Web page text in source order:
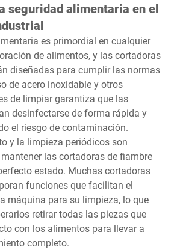
seguridad alimentaria en el
es primordial en cualquier
de alimentos, y las cortadoras
diseñadas para cumplir las normas
de acero inoxidable y otros
de limpiar garantiza que las
desinfectarse de forma rápida y
el riesgo de contaminación.
y la limpieza periódicos son
las cortadoras de fiambre
estado. Muchas cortadoras
funciones que facilitan el
máquina para su limpieza, lo que
retirar todas las piezas que
con los alimentos para llevar a
completo.